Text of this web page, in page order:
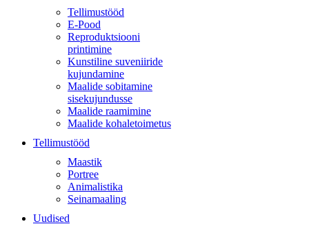
Tellimustööd
E-Pood
Reproduktsiooni
printimine
Kunstiline suveniiride
kujundamine
Maalide sobitamine
sisekujundusse
Maalide raamimine
Maalide kohaletoimetus
Tellimustööd
Maastik
Portree
Animalistika
Seinamaaling
Uudised